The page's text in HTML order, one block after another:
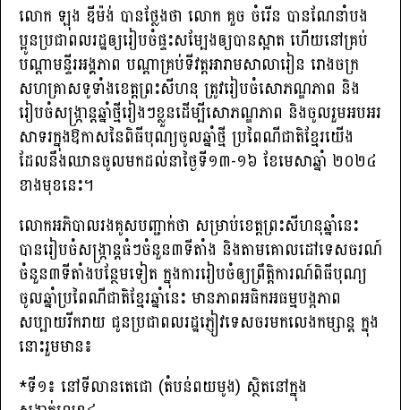
លោក ឡុង ឌីម៉ង់ បានថ្លែងថា លោក គួច ចំរើន បានណែនាំបង
ប្អូនប្រជាពលរដ្ឋឲ្យរៀបចំផ្ទះសម្បែងឲ្យបានស្អាត ហើយនៅគ្រប់
បណ្ដាមន្ទីរអង្គភាព បណ្ដាគ្រប់ទីវត្តអារាមសាលារៀន រោងចក្រ
សហគ្រាសទូទាំងខេត្តព្រះសីហនុ ត្រូវរៀបចំសោភណ្ឌភាព និង
រៀបចំសង្ក្រាន្តឆ្នាំថ្មីរៀងៗខ្លួនដើម្បីសោភណ្ឌភាព និងចូលរួមអបអរ
សាទរក្នុងឱកាសនៃពិធីបុណ្យចូលឆ្នាំថ្មី ប្រពៃណីជាតិខ្មែរយើង
ដែលនឹងឈានចូលមកដល់នាថ្ងៃទី១៣-១៦ ខែមេសាឆ្នាំ ២០២៤
ខាងមុខនេះ។
លោកអភិបាលរងគូសបញ្ជាក់ថា សម្រាប់ខេត្តព្រះសីហនុឆ្នាំនេះ
បានរៀបចំសង្ក្រាន្តធំៗចំនួន៣ទីតាំង និងតាមគោលដៅទេសចរណ៍
ចំនួន៣ទីតាំងបន្ថែមទៀត ក្នុងការរៀបចំឲ្យព្រឹត្តិការណ៍ពិធីបុណ្យ
ចូលឆ្នាំប្រពៃណីជាតិខ្មែរឆ្នាំនេះ មានភាពអធិកអធម្មបង្កភាព
សប្បាយរីករាយ ជូនប្រជាពលរដ្ឋភ្ញៀវទេសចរមកលេងកម្សាន្ត ក្នុង
នោះរួមមាន៖
*ទី១៖ នៅទីលានតេជោ (តំបន់ពយមូង) ស្ថិតនៅក្នុង